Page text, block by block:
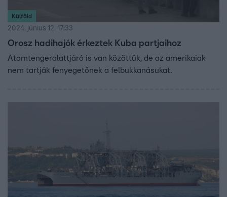
Külföld
2024. június 12. 17:33
Orosz hadihajók érkeztek Kuba partjaihoz
Atomtengeralattjáró is van közöttük, de az amerikaiak
nem tartják fenyegetőnek a felbukkanásukat.